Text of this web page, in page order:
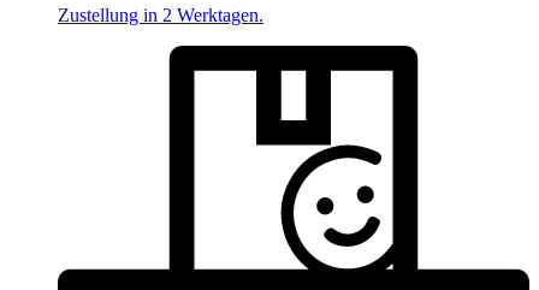
Zustellung in 2 Werktagen.